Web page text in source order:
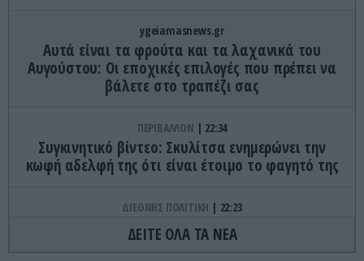
ygeiamasnews.gr
Αυτά είναι τα φρούτα και τα λαχανικά του
Αυγούστου: Οι εποχικές επιλογές που πρέπει να
βάλετε στο τραπέζι σας
ΠΕΡΙΒΑΛΛΟΝ 22:34
Συγκινητικό βίντεο: Σκυλίτσα ενημερώνει την
κωφή αδελφή της ότι είναι έτοιμο το φαγητό της
ΔΙΕΘΝΗΣ ΠΟΛΙΤΙΚΗ 22:23
ΗΠΑ: Η Γερουσία ενέκρινε νέο πακέτο κυρώσεων
κατά της Ρωσίας
ΔΕΙΤΕ ΟΛΑ ΤΑ ΝΕΑ